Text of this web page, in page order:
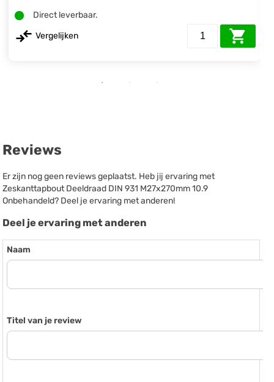
Direct leverbaar.
Vergelijken
Reviews
Er zijn nog geen reviews geplaatst. Heb jij ervaring met
Zeskanttapbout Deeldraad DIN 931 M27x270mm 10.9
Onbehandeld? Deel je ervaring met anderen!
Deel je ervaring met anderen
Naam
Titel van je review